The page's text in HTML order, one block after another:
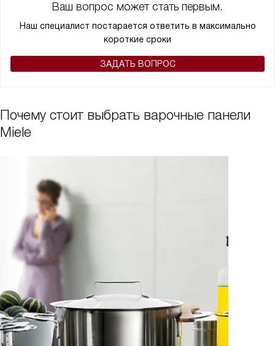
Ваш вопрос может стать первым.
Наш специалист постарается ответить в максимально
короткие сроки
ЗАДАТЬ ВОПРОС
Почему стоит выбрать варочные панели
Miele